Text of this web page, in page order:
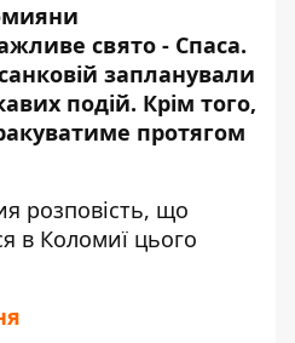
свято - Спаса.
запланували
подій. Крім того,
протягом
розповість, що
в Коломиї цього